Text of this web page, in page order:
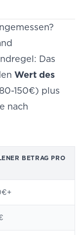
Das
Wert des
150€) plus
nach
BETRAG PRO